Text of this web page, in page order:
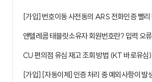
[가입] 번호이동 사전동의 ARS 전화인증 빨리
앤텔레콤 태블릿소유자 회원번호란? 입력 오
CU 편의점 유심 재고 조회 방법 (KT 바로유심)
[가입] [자동이체] 인증 처리 중 예외사항이 발